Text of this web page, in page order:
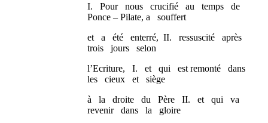
I. Pour nous crucifié au temps de
Ponce – Pilate, a souffert
et a été enterré, II. ressuscité après
trois jours selon
l’Ecriture, I. et qui est remonté dans
les cieux et siège
à la droite du Père II. et qui va
revenir dans la gloire